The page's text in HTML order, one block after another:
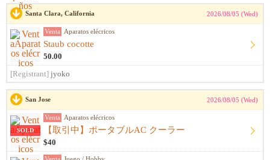
Santa Clara, California 2026/08/05 (Wed)
Venta Aparatos elécricos
Staub cocotte
50.00
[Registrant] jyoko
San Jose 2026/08/05 (Wed)
SOLD
Venta Aparatos elécricos
【取引中】ポータブルAC クーラー
$40